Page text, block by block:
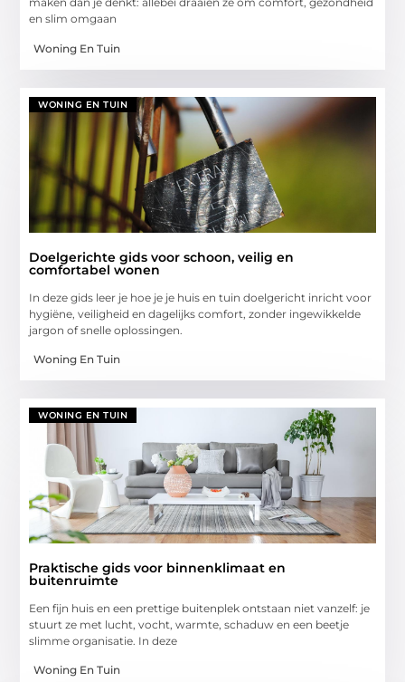
en slim omgaan
Woning En Tuin
WONING EN TUIN
Doelgerichte gids voor schoon, veilig en
comfortabel wonen
In deze gids leer je hoe je je huis en tuin doelgericht inricht voor
hygiëne, veiligheid en dagelijks comfort, zonder ingewikkelde
jargon of snelle oplossingen.
Woning En Tuin
WONING EN TUIN
Praktische gids voor binnenklimaat en
buitenruimte
Een fijn huis en een prettige buitenplek ontstaan niet vanzelf: je
stuurt ze met lucht, vocht, warmte, schaduw en een beetje
slimme organisatie. In deze
Woning En Tuin